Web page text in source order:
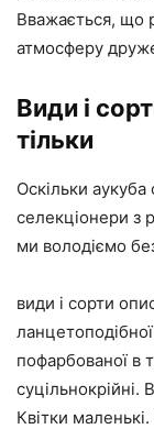
Вважається, що
атмосферу
Види і
тільки
Оскільки
селекціонери з
ми володіємо
види і сорти
пофарбованої в
суцільнокрійні.
Квітки